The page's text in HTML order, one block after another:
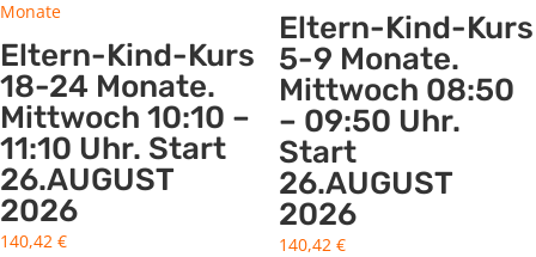
Eltern-Kind-Kurs
18-24 Monate.
Mittwoch 10:10 –
11:10 Uhr. Start
26.AUGUST
2026
140,42 €
Eltern-Kind-Kurs
5-9 Monate.
Mittwoch 08:50
– 09:50 Uhr.
Start
26.AUGUST
2026
140,42 €